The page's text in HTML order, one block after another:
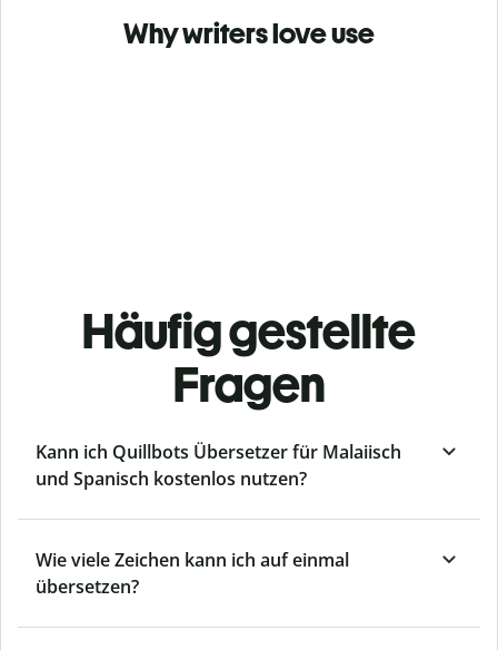
Why writers love use
Häufig gestellte
Fragen
Kann ich Quillbots Übersetzer für Malaiisch
und Spanisch kostenlos nutzen?
Wie viele Zeichen kann ich auf einmal
übersetzen?